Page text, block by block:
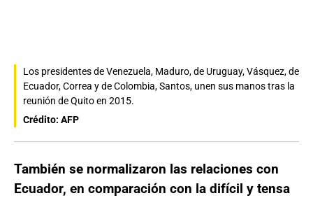
Los presidentes de Venezuela, Maduro, de Uruguay, Vásquez, de
Ecuador, Correa y de Colombia, Santos, unen sus manos tras la
reunión de Quito en 2015.
Crédito: AFP
También se normalizaron las relaciones con
Ecuador, en comparación con la difícil y tensa